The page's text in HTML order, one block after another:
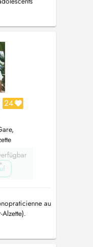
WISC V -
:
24
au
(Belgique)
de